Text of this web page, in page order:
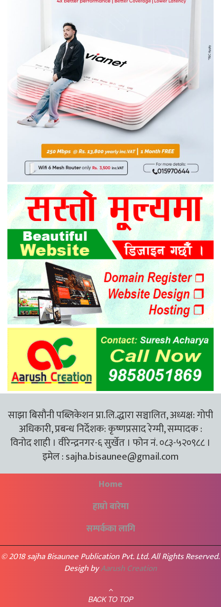
साझा बिसौनी पब्लिकेशन प्रा.लि.द्धारा सञ्चालित, अध्यक्ष: गोपी
अधिकारी, प्रबन्ध निर्देशक: कृष्णप्रसाद रेग्मी, सम्पादक :
विनोद शाही । वीरेन्द्रनगर-६ सुर्खेत । फोन नं. ०८३-५२०९८८ ।
इमेल :sajha.bisaunee@gmail.com
Home
हाम्रो बारेमा
सम्पर्कका लागि
© 2018 sajha Bisaunee Publication Pvt. Ltd. All Rights Reserved.
Desigh byAarush Creation
BACK TO TOP